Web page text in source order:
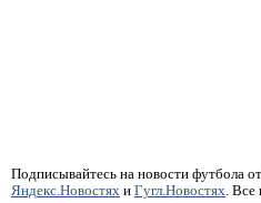
Подписывайтесь на новости футбола
Яндекс.Новостях и Гугл.Новостях .